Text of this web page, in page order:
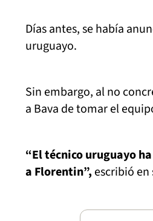
Días antes, se había
uruguayo.
Sin embargo, al no
a Bava de tomar el
“El técnico uruguayo
a Florentin”, escribió en